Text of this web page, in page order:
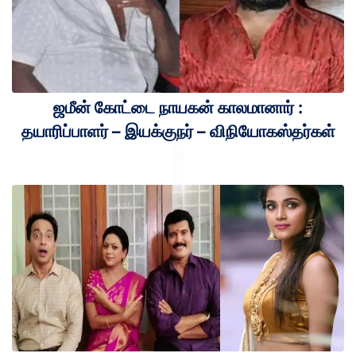
ஜமீன் கோட்டை நாயகன் காலமானார் :
தயாரிப்பாளர் – இயக்குநர் – விநியோகஸ்தர்கள்